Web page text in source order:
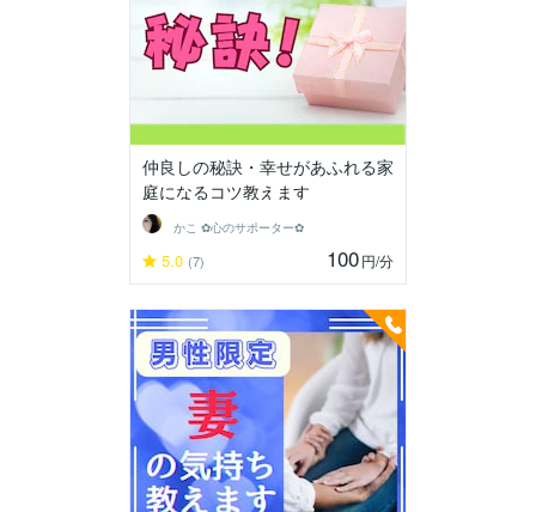
仲良しの秘訣・幸せがあふれる家
庭になるコツ教えます
かこ ✿心のサポーター✿
5.0 (7) 100円/分